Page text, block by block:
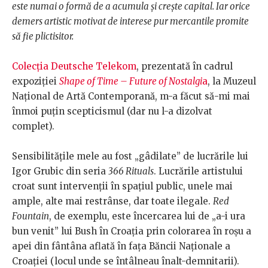
este numai o formă de a acumula și crește capital. Iar orice
demers artistic motivat de interese pur mercantile promite
să fie plictisitor.
Colecția Deutsche Telekom, prezentată în cadrul
expoziției Shape of Time – Future of Nostalgia, la Muzeul
Național de Artă Contemporană, m-a făcut să-mi mai
înmoi puțin scepticismul (dar nu l-a dizolvat
complet).
Sensibilitățile mele au fost „gâdilate” de lucrările lui
Igor Grubic din seria 366 Rituals. Lucrările artistului
croat sunt intervenții în spațiul public, unele mai
ample, alte mai restrânse, dar toate ilegale. Red
Fountain, de exemplu, este încercarea lui de „a-i ura
bun venit” lui Bush în Croația prin colorarea în roșu a
apei din fântâna aflată în fața Băncii Naționale a
Croației (locul unde se întâlneau înalt-demnitarii).